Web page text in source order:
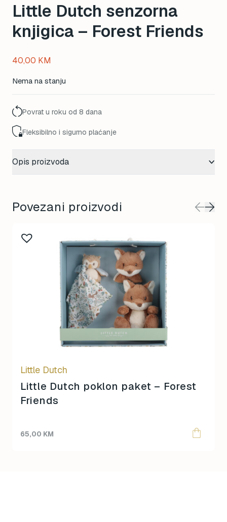
Little Dutch senzorna
knjigica – Forest Friends
40,00 KM
Nema na stanju
Povrat u roku od 8 dana
Fleksibilno i sigurno plaćanje
Opis proizvoda
Povezani proizvodi
Little Dutch
Little Dutch poklon paket – Forest
Friends
65,00 KM